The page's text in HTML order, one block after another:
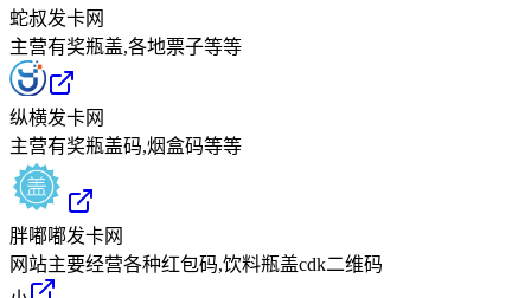
蛇叔发卡网
主营有奖瓶盖,各地票子等等
纵横发卡网
主营有奖瓶盖码,烟盒码等等
胖嘟嘟发卡网
网站主要经营各种红包码,饮料瓶盖cdk二维码